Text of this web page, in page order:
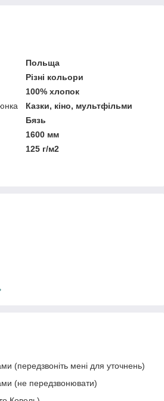
Польща
Різні кольори
100% хлопок
Казки, кіно, мультфільми
Бязь
1600 мм
125 г/м2
(передзвоніть мені для уточнень)
(не передзвонювати)